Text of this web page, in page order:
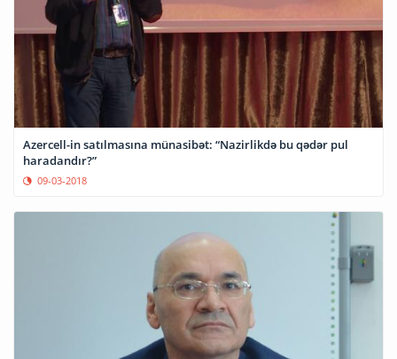
Azercell-in satılmasına münasibət: “Nazirlikdə bu qədər pul
haradandır?”
09-03-2018